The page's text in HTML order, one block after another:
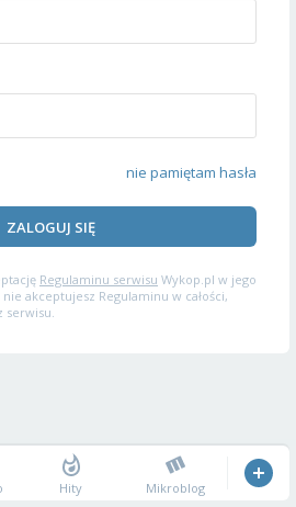
nie pamiętam hasła
ZALOGUJ SIĘ
Regulaminu serwisu Wykop.pl w jego
akceptujesz Regulaminu w całości,
serwisu.
Hity Mikroblog